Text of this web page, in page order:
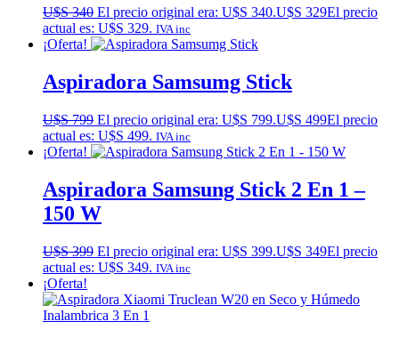
U$S340 El precio original era: U$S 340.U$S 329El precio
actual es: U$S 329. IVA inc
¡Oferta!
Aspiradora Samsumg Stick
U$S799 El precio original era: U$S 799.U$S 499El precio
actual es: U$S 499. IVA inc
¡Oferta!
Aspiradora Samsung Stick 2 En 1 –
150 W
U$S399 El precio original era: U$S 399.U$S 349El precio
actual es: U$S 349. IVA inc
¡Oferta!